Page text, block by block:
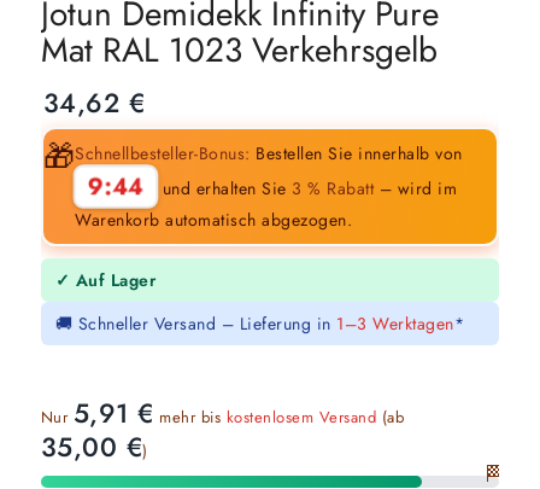
Jotun Demidekk Infinity Pure
Mat RAL 1023 Verkehrsgelb
34,62 €
🎁Schnellbesteller-Bonus: Bestellen Sie innerhalb von
9:43 und erhalten Sie 3 % Rabatt– wird im
Warenkorb automatisch abgezogen.
✓ Auf Lager
🚚 Schneller Versand – Lieferung in 1–3 Werktagen*
Nur 5,91€ mehr bis kostenlosem Versand (ab
35,00 €)
🏁